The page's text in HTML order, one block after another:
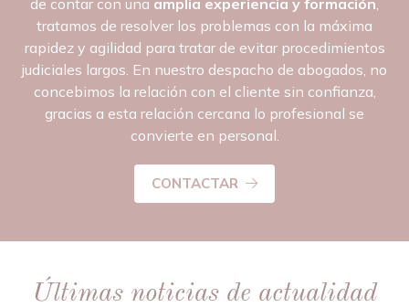
tratamos de resolver los problemas con la máxima
rapidez y agilidad para tratar de evitar procedimientos
judiciales largos. En nuestro despacho de abogados, no
concebimos la relación con el cliente sin confianza,
gracias a esta relación cercana lo profesional se
convierte en personal.
CONTACTAR
Últimas noticias de actualidad